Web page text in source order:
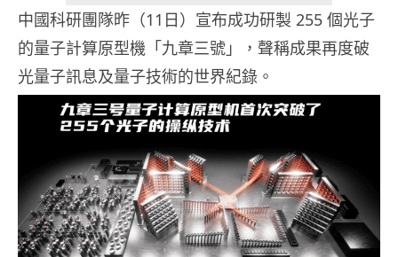
中國科研團隊昨（11日）宣布成功研製 255 個光子
的量子計算原型機「九章三號」，聲稱成果再度破
光量子訊息及量子技術的世界紀錄。